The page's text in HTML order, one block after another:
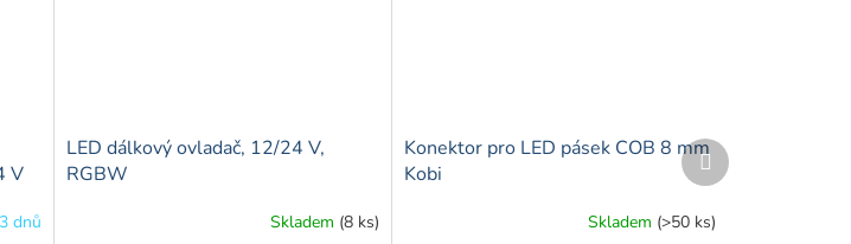
V
dnů
LED dálkový ovladač, 12/24 V,
RGBW
Skladem (8 ks)
Konektor pro LED pásek COB 8 mm
Kobi
Skladem (>50 ks)
Další
produkt